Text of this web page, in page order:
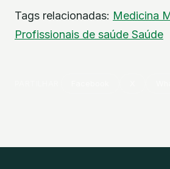
Tags relacionadas: Medicina
Profissionais de saúde Saúde